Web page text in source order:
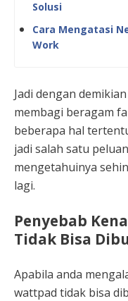
Solusi
Cara Mengatasi
Work
Jadi dengan
membagi beragam
beberapa hal
jadi salah satu
mengetahuinya
lagi.
Penyebab
Tidak Bisa
Apabila anda
wattpad tidak bisa